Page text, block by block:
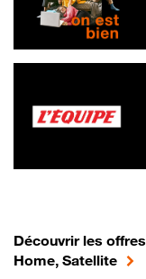
Découvrir les
Home, Satellite